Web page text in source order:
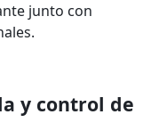
junto con
y control de